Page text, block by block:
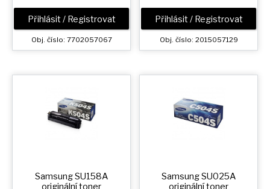
Přihlásit / Registrovat
Obj. číslo: 7702057067
Přihlásit / Registrovat
Obj. číslo: 2015057129
Samsung SU158A
originální toner
Samsung SU025A
originální toner